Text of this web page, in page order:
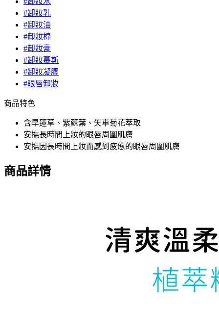
#卸妝乳
#卸妝油
#卸妝棉
#卸妝膏
#卸妝慕斯
#卸妝凝膠
#眼唇卸妝
商品特色
含旱蓮草、紫蘇葉、矢車菊花萃取
安撫長時間上妝的眼唇周圍肌膚
安撫因長時間上妝而感到疲憊的眼唇周圍肌膚
商品詳情